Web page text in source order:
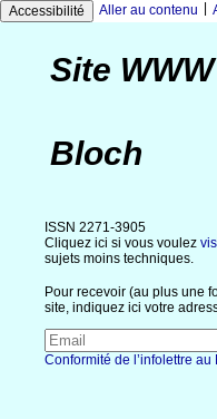
Accessibilité Aller au contenu
Site
Bloch
ISSN 2271-3905
Cliquez ici si vous voulez
sujets moins techniques.
Pour recevoir (au plus une
site, indiquez ici votre
Conformité de l’infolettre au